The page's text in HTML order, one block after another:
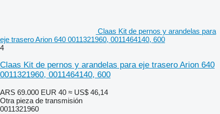
Claas Kit de pernos y arandelas para
eje trasero Arion 640 0011321960, 0011464140, 600
4
Claas Kit de pernos y arandelas para eje trasero Arion 640
0011321960, 0011464140, 600
ARS 69.000 EUR 40 ≈ US$ 46,14
Otra pieza de transmisión
0011321960